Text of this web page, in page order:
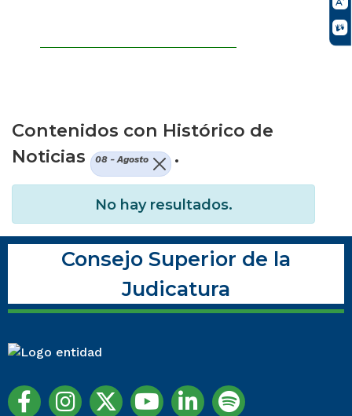
Contenidos con Histórico de
Noticias
08 - Agosto .
No hay resultados.
Consejo Superior de la
Judicatura